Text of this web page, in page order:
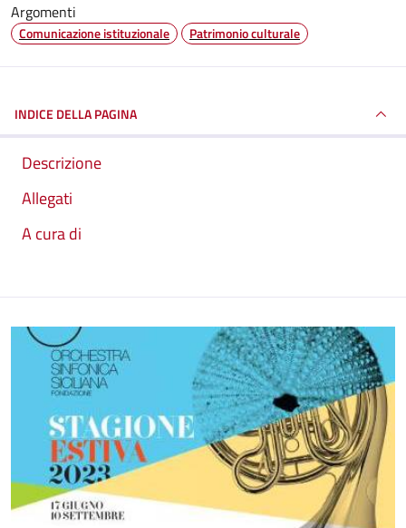
Argomenti
Comunicazione istituzionale Patrimonio culturale
INDICE DELLA PAGINA
Descrizione
Allegati
A cura di